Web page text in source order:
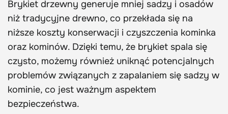
Brykiet drzewny generuje mniej sadzy i osadów
niż tradycyjne drewno, co przekłada się na
niższe koszty konserwacji i czyszczenia kominka
oraz kominów. Dzięki temu, że brykiet spala się
czysto, możemy również uniknąć potencjalnych
problemów związanych z zapalaniem się sadzy w
kominie, co jest ważnym aspektem
bezpieczeństwa.